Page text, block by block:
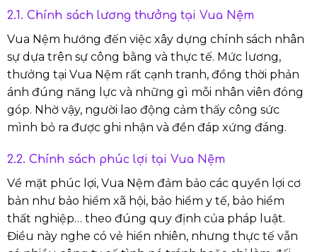
2.1. Chính sách lương thưởng tại Vua Nệm
Vua Nệm hướng đến việc xây dựng chính sách nhân
sự dựa trên sự công bằng và thực tế. Mức lương,
thưởng tại Vua Nệm rất cạnh tranh, đồng thời phản
ánh đúng năng lực và những gì mỗi nhân viên đóng
góp. Nhờ vậy, người lao động cảm thấy công sức
mình bỏ ra được ghi nhận và đền đáp xứng đáng.
2.2. Chính sách phúc lợi tại Vua Nệm
Về mặt phúc lợi, Vua Nệm đảm bảo các quyền lợi cơ
bản như bảo hiểm xã hội, bảo hiểm y tế, bảo hiểm
thất nghiệp… theo đúng quy định của pháp luật.
Điều này nghe có vẻ hiển nhiên, nhưng thực tế vẫn